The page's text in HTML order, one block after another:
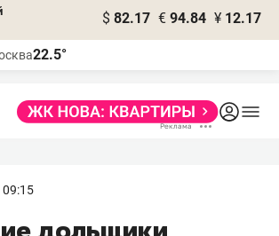
$ 82.17 € 94.84 ¥ 12.17
22.5°
09:15